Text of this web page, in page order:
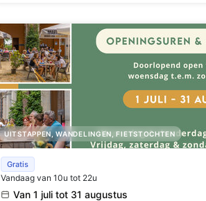
UITSTAPPEN, WANDELINGEN, FIETSTOCHTEN
Zomerbar Koetshuis
Gratis
Vandaag van 10u tot 22u
Van 1 juli tot 31 augustus